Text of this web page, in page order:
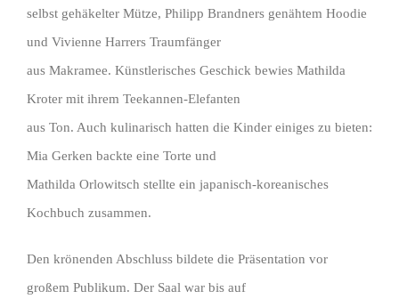
selbst gehäkelter Mütze, Philipp Brandners genähtem Hoodie
und Vivienne Harrers Traumfänger
aus Makramee. Künstlerisches Geschick bewies Mathilda
Kroter mit ihrem Teekannen-Elefanten
aus Ton. Auch kulinarisch hatten die Kinder einiges zu bieten:
Mia Gerken backte eine Torte und
Mathilda Orlowitsch stellte ein japanisch-koreanisches
Kochbuch zusammen.
Den krönenden Abschluss bildete die Präsentation vor
großem Publikum. Der Saal war bis auf